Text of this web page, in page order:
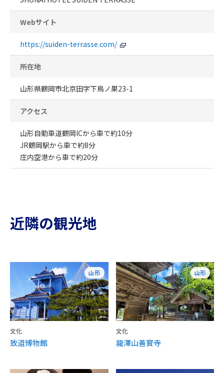
Webサイト
https://suiden-terrasse.com/
所在地
山形県鶴岡市北京田字下鳥ノ巣23-1
アクセス
山形自動車道鶴岡ICから車で約10分
JR鶴岡駅から車で約8分
庄内空港から車で約20分
近隣の観光地
山形
文化
致道博物館
山形
文化
龍澤山善寳寺